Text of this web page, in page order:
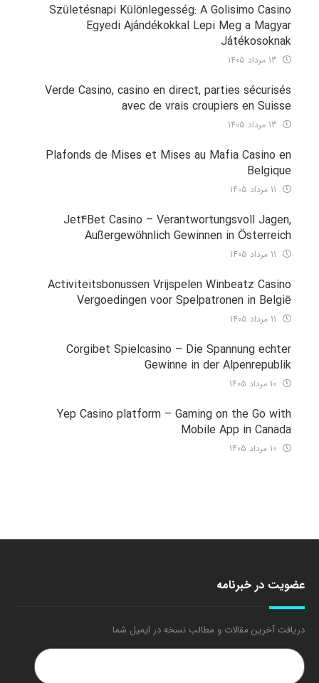
Születésnapi Különlegesség: A Golisimo Casino
Egyedi Ajándékokkal Lepi Meg a Magyar
Játékosoknak
Verde Casino, casino en direct, parties sécurisés
avec de vrais croupiers en Suisse
Plafonds de Mises et Mises au Mafia Casino en
Belgique
Jet4Bet Casino – Verantwortungsvoll Jagen,
Außergewöhnlich Gewinnen in Österreich
Activiteitsbonussen Vrijspelen Winbeatz Casino
Vergoedingen voor Spelpatronen in België
Corgibet Spielcasino – Die Spannung echter
Gewinne in der Alpenrepublik
Yep Casino platform – Gaming on the Go with
Mobile App in Canada
عضویت در خبرنامه
دریافت آخرین مقالات و مطالب نسخه در ایمیل شما